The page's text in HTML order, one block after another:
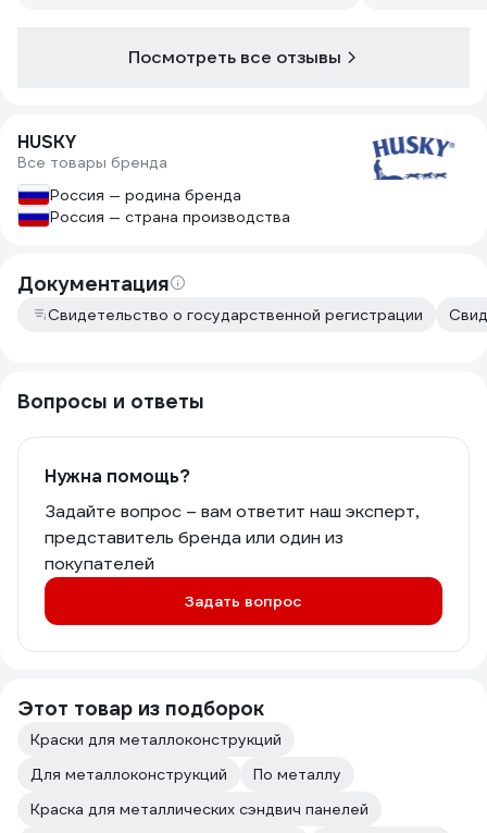
Посмотреть все отзывы
HUSKY
Все товары бренда
Россия — родина бренда
Россия — страна производства
Документация
Свидетельство о государственной регистрации
Вопросы и ответы
Нужна помощь?
Задайте вопрос – вам ответит наш эксперт,
представитель бренда или один из
покупателей
Задать вопрос
Этот товар из подборок
Краски для металлоконструкций
Для металлоконструкций
По металлу
Краска для металлических сэндвич панелей